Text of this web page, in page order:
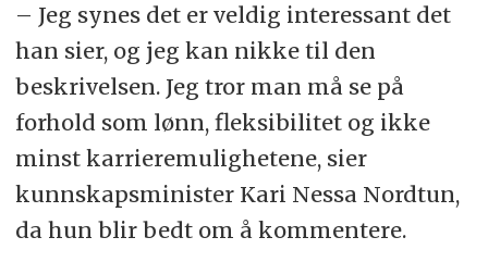
– Jeg synes det er veldig interessant det
han sier, og jeg kan nikke til den
beskrivelsen. Jeg tror man må se på
forhold som lønn, fleksibilitet og ikke
minst karrieremulighetene, sier
kunnskapsminister Kari Nessa Nordtun,
da hun blir bedt om å kommentere.